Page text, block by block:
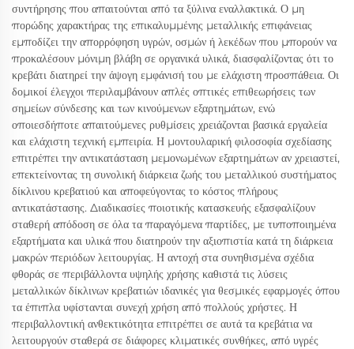
συντήρησης που απαιτούνται από τα ξύλινα εναλλακτικά. Ο μη
πορώδης χαρακτήρας της επικαλυμμένης μεταλλικής επιφάνειας
εμποδίζει την απορρόφηση υγρών, οσμών ή λεκέδων που μπορούν να
προκαλέσουν μόνιμη βλάβη σε οργανικά υλικά, διασφαλίζοντας ότι το
κρεβάτι διατηρεί την άψογη εμφάνισή του με ελάχιστη προσπάθεια. Οι
δομικοί έλεγχοι περιλαμβάνουν απλές οπτικές επιθεωρήσεις των
σημείων σύνδεσης και των κινούμενων εξαρτημάτων, ενώ
οποιεσδήποτε απαιτούμενες ρυθμίσεις χρειάζονται βασικά εργαλεία
και ελάχιστη τεχνική εμπειρία. Η μοντουλαρική φιλοσοφία σχεδίασης
επιτρέπει την αντικατάσταση μεμονωμένων εξαρτημάτων αν χρειαστεί,
επεκτείνοντας τη συνολική διάρκεια ζωής του μεταλλικού συστήματος
δίκλινου κρεβατιού και αποφεύγοντας το κόστος πλήρους
αντικατάστασης. Διαδικασίες ποιοτικής κατασκευής εξασφαλίζουν
σταθερή απόδοση σε όλα τα παραγόμενα παρτίδες, με τυποποιημένα
εξαρτήματα και υλικά που διατηρούν την αξιοπιστία κατά τη διάρκεια
μακρών περιόδων λειτουργίας. Η αντοχή στα συνηθισμένα σχέδια
φθοράς σε περιβάλλοντα υψηλής χρήσης καθιστά τις λύσεις
μεταλλικών δίκλινων κρεβατιών ιδανικές για θεσμικές εφαρμογές όπου
τα έπιπλα υφίστανται συνεχή χρήση από πολλούς χρήστες. Η
περιβαλλοντική ανθεκτικότητα επιτρέπει σε αυτά τα κρεβάτια να
λειτουργούν σταθερά σε διάφορες κλιματικές συνθήκες, από υγρές